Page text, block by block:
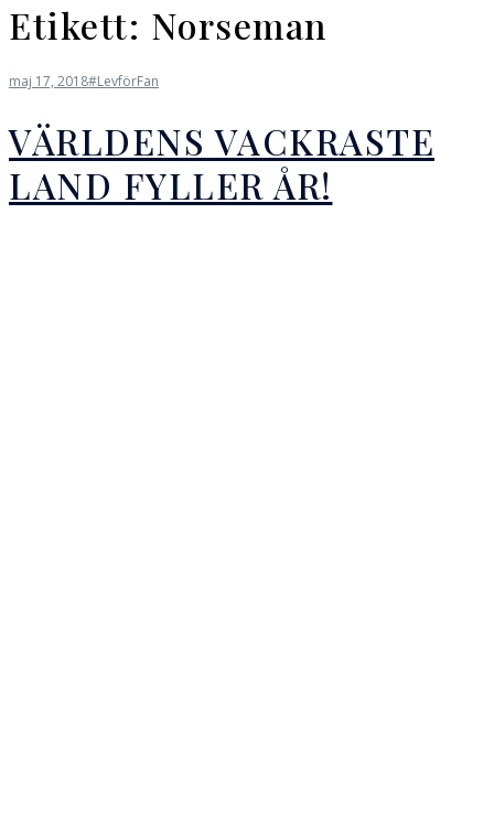
Etikett: Norseman
maj 17, 2018#LevförFan
VÄRLDENS VACKRASTE
LAND FYLLER ÅR!